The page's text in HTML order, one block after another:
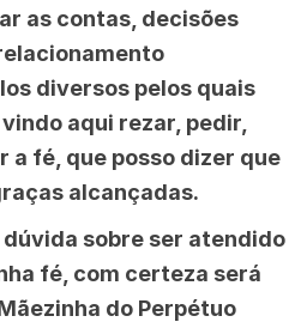
as contas, decisões
diversos pelos quais
aqui rezar, pedir,
fé, que posso dizer que
alcançadas.
sobre ser atendido
fé, com certeza será
do Perpétuo